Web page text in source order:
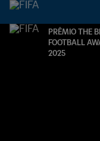
PRÊMIO THE
FOOTBALL
2025